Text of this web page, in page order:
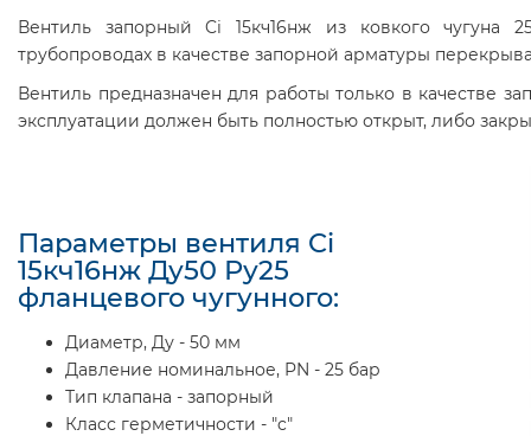
Вентиль запорный Ci 15кч16нж из ковкого чугуна
трубопроводах в качестве запорной арматуры
Вентиль предназначен для работы только в качестве
эксплуатации должен быть полностью открыт, либо
Параметры вентиля Ci
15кч16нж Ду50 Ру25
фланцевого чугунного:
Диаметр, Ду - 50 мм
Давление номинальное, PN - 25 бар
Тип клапана - запорный
Класс герметичности - "c"